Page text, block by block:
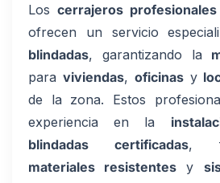
Loscerrajeros
ofrecen un servicio
blindadas, garantizando la
para viviendas, oficinasy
de la zona. Estos
experiencia en la
blindadas certificadas,
materiales resistentes y